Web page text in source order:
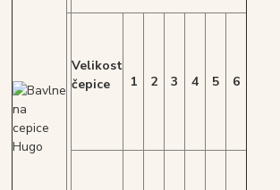
Velikost
čepice
1 2 3 4 5 6